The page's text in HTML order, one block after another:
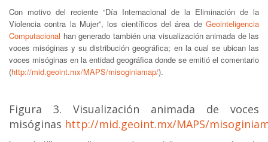
Con motivo del reciente “Día Internacional de la Eliminación de la
Violencia contra la Mujer”, los científicos del área de Geointeligencia
Computacional han generado también una visualización animada de las
voces misóginas y su distribución geográfica; en la cual se ubican las
voces misóginas en la entidad geográfica donde se emitió el comentario
(http://mid.geoint.mx/MAPS/misoginiamap/).
Figura 3. Visualización animada de voces
misóginas http://mid.geoint.mx/MAPS/